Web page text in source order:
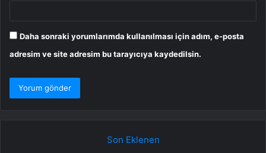
Daha sonraki yorumlarımda kullanılması için adım, e-posta
adresim ve site adresim bu tarayıcıya kaydedilsin.
Son Eklenen